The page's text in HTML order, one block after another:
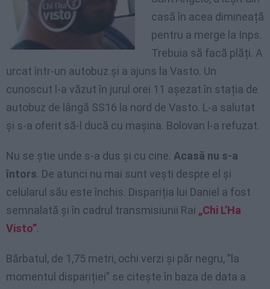
casă în acea dimineață
pentru a merge la Inps.
Trebuia să facă plăți. A
urcat într-un autobuz și a ajuns la Vasto. Un
cunoscut l-a văzut în jurul orei 11 așezat în stația de
autobuz de lângă SS16 la nord de Vasto. L-a salutat
și s-a oferit să-l ducă cu mașina. Bolovan l-a refuzat.
Nu se știe unde s-a dus și cu cine. Acasă nu s-a
întors. De atunci nu mai sunt vești despre el și
celularul său este închis. Dispariția lui Daniel a fost
semnalată și în cadrul transmisiunii Rai „Chi L’Ha
Visto”.
Bărbatul, de 1,75 metri, ochi verzi și păr negru, ”la
momentul dispariției” se citește în baza de data a